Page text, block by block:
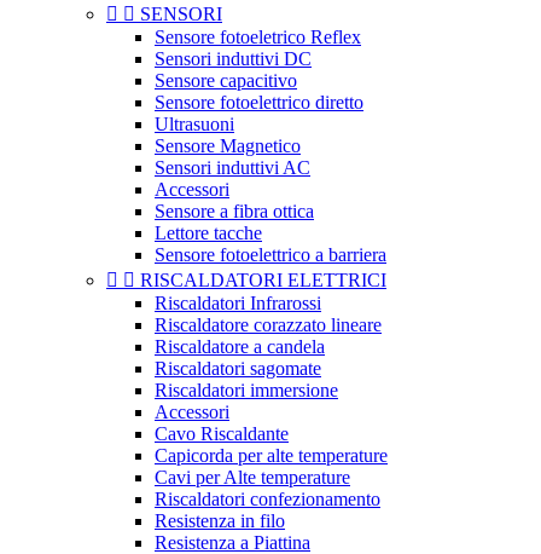
  SENSORI
Sensore fotoeletrico Reflex
Sensori induttivi DC
Sensore capacitivo
Sensore fotoelettrico diretto
Ultrasuoni
Sensore Magnetico
Sensori induttivi AC
Accessori
Sensore a fibra ottica
Lettore tacche
Sensore fotoelettrico a barriera
  RISCALDATORI ELETTRICI
Riscaldatori Infrarossi
Riscaldatore corazzato lineare
Riscaldatore a candela
Riscaldatori sagomate
Riscaldatori immersione
Accessori
Cavo Riscaldante
Capicorda per alte temperature
Cavi per Alte temperature
Riscaldatori confezionamento
Resistenza in filo
Resistenza a Piattina